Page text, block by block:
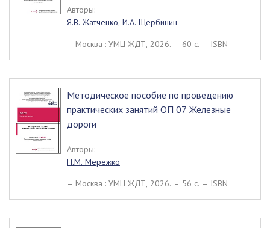
Авторы:
Я.В. Жатченко, И.А. Щербинин
– Москва : УМЦ ЖДТ, 2026. – 60 c. – ISBN
Методическое пособие по проведению
практических занятий ОП 07 Железные
дороги
Авторы:
Н.М. Мережко
– Москва : УМЦ ЖДТ, 2026. – 56 c. – ISBN